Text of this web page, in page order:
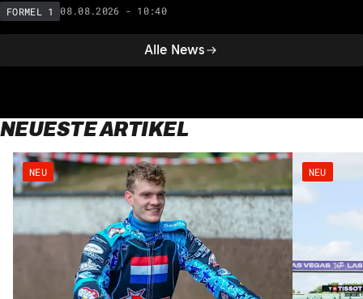
Alle News
FORMEL 1 08.08.2026 - 10:40
NEUESTE ARTIKEL
NEU NEU